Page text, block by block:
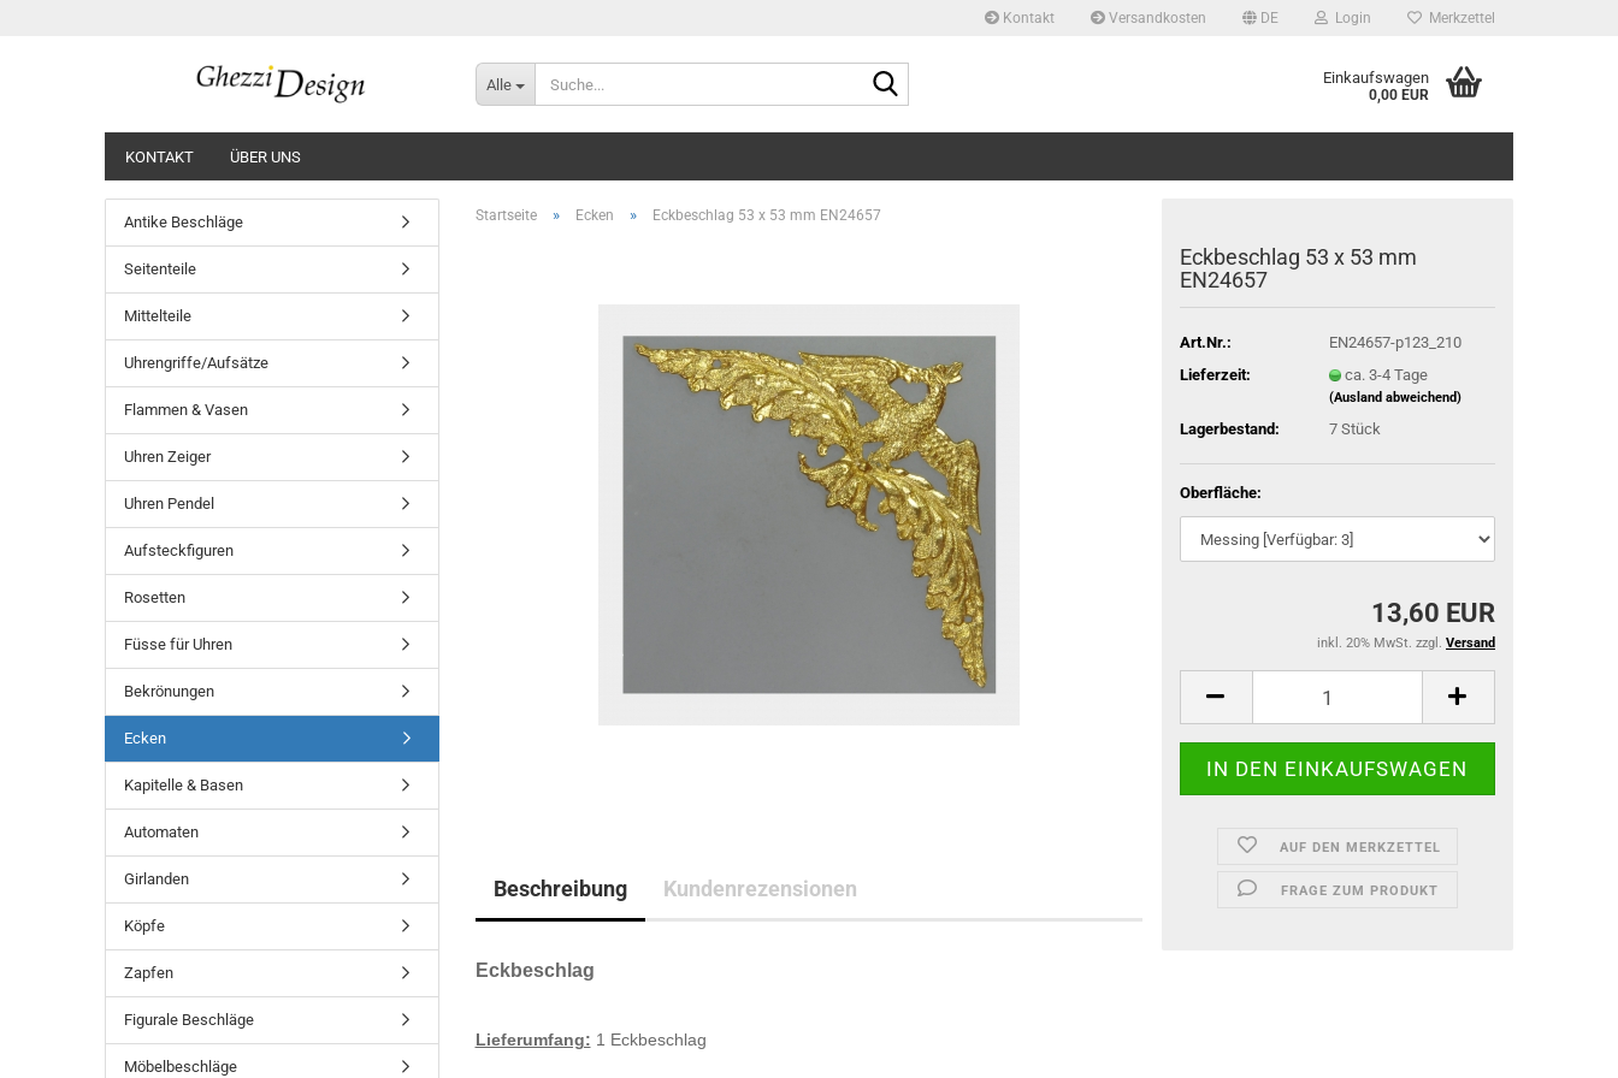
Kontakt Versandkosten DE Login Merkzettel
Alle Einkaufswagen
0,00 EUR
KONTAKT ÜBER UNS
Startseite » Ecken » Eckbeschlag 53 x 53 mm EN24657
Eckbeschlag 53 x 53 mm
EN24657
Art.Nr.:
EN24657-p123_210
Lieferzeit:
ca. 3-4 Tage
(Ausland abweichend)
Lagerbestand: 7 Stück
Oberfläche:
13,60 EUR
inkl. 20% MwSt. zzgl. Versand
AUF DEN MERKZETTEL
FRAGE ZUM PRODUKT
Beschreibung Kundenrezensionen
Eckbesch lag
Lieferumfang: 1 Eckbeschlag
Antike Beschläge
Seitenteile
Mittelteile
Uhrengriffe/Aufsätze
Flammen & Vasen
Uhren Zeiger
Uhren Pendel
Aufsteckfiguren
Rosetten
Füsse für Uhren
Bekrönungen
Ecken
Kapitelle & Basen
Automaten
Girlanden
Köpfe
Zapfen
Figurale Beschläge
Möbelbeschläge